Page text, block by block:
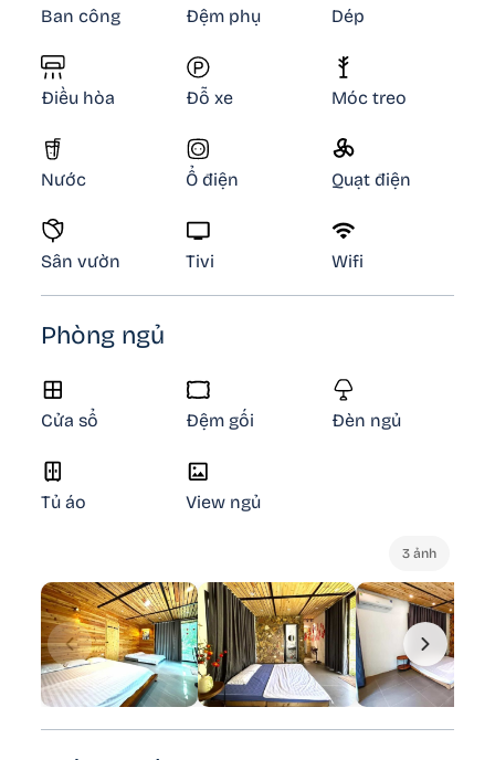
Ban công Đệm phụ Dép
Điều hòa Đỗ xe Móc treo
Nước Ổ điện Quạt điện
Sân vườn Tivi Wifi
Phòng ngủ
Cửa sổ Đệm gối Đèn ngủ
Tủ áo View ngủ
3 ảnh